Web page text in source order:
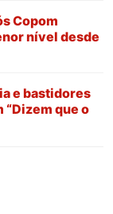
Copom
nível desde
e bastidores
“Dizem que o